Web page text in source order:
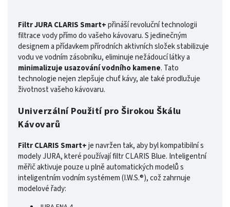
Filtr JURA CLARIS Smart+přináší revoluční technologii
filtrace vody přímo do vašeho kávovaru. S jedinečným
designem a přídavkem přírodních aktivních složek stabilizuje
vodu ve vodním zásobníku, eliminuje nežádoucí látky a
minimalizuje usazování vodního kamene. Tato
technologie nejen zlepšuje chuť kávy, ale také prodlužuje
životnost vašeho kávovaru.
Univerzální Použití pro Širokou Škálu
Kávovarů
Filtr CLARIS Smart+je navržen tak, aby byl kompatibilní s
modely JURA, které používají filtr CLARIS Blue. Inteligentní
měřič aktivuje pouze u plně automatických modelů s
inteligentním vodním systémem (I.W.S.®), což zahrnuje
modelové řady: